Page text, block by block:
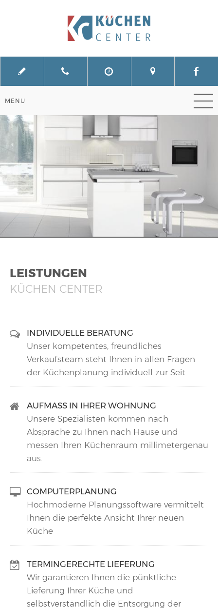
LEISTUNGEN
KÜCHEN CENTER
INDIVIDUELLE BERATUNG
Unser kompetentes, freundliches
Verkaufsteam steht Ihnen in allen Fragen
der Küchenplanung individuell zur Seit
AUFMASS IN IHRER WOHNUNG
Unsere Spezialisten kommen nach
Absprache zu Ihnen nach Hause und
messen Ihren Küchenraum millimetergenau
aus.
COMPUTERPLANUNG
Hochmoderne Planungssoftware vermittelt
Ihnen die perfekte Ansicht Ihrer neuen
Küche
TERMINGERECHTE LIEFERUNG
Wir garantieren Ihnen die pünktliche
Lieferung Ihrer Küche und
selbstverständlich die Entsorgung der